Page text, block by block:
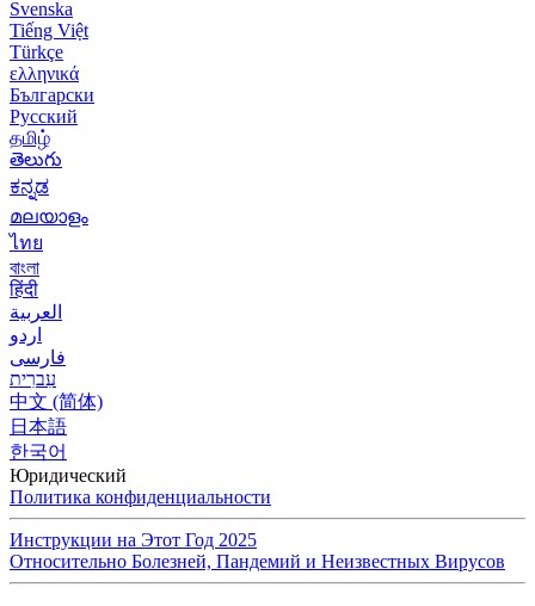
Svenska
Tiếng Việt
Türkçe
ελληνικά
Български
Русский
தமிழ்
తెలుగు
ಕನ್ನಡ
മലയാളം
ไทย
বাংলা
हिंदी
العربية
اردو
فارسی
עִברִית
中文 (简体)
日本語
한국어
Юридический
Политика конфиденциальности
Инструкции на Этот Год 2025
Относительно Болезней, Пандемий и Неизвестных Вирусов